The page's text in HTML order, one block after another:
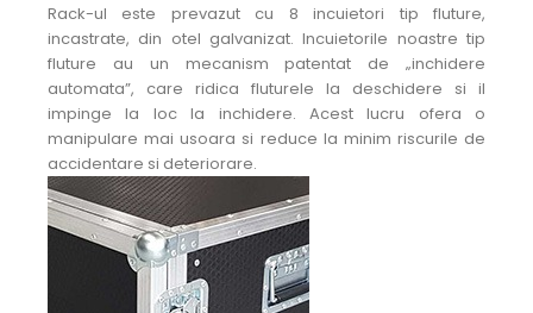
Rack-ul este prevazut cu 8 incuietori tip fluture,
incastrate, din otel galvanizat. Incuietorile noastre tip
fluture au un mecanism patentat de „inchidere
automata”, care ridica fluturele la deschidere si il
impinge la loc la inchidere. Acest lucru ofera o
manipulare mai usoara si reduce la minim riscurile de
accidentare si deteriorare.